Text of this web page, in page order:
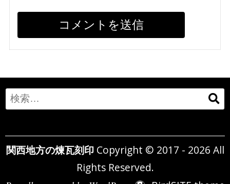
Search
for:
関西地方の煉瓦刻印 Copyright © 2017 - 2026 All
Rights Reserved.